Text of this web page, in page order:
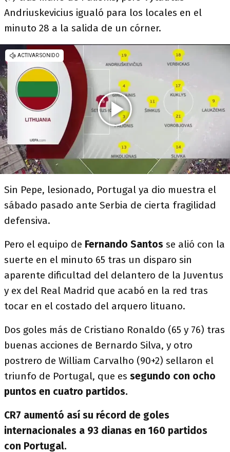
Andriuskevicius igualó para los locales en el
minuto 28 a la salida de un córner.
Sin Pepe, lesionado, Portugal ya dio muestra el
sábado pasado ante Serbia de cierta fragilidad
defensiva.
Pero el equipo de Fernando Santos se alió con la
suerte en el minuto 65 tras un disparo sin
aparente dificultad del delantero de la Juventus
y ex del Real Madrid que acabó en la red tras
tocar en el costado del arquero lituano.
Dos goles más de Cristiano Ronaldo (65 y 76) tras
buenas acciones de Bernardo Silva, y otro
postrero de William Carvalho (90+2) sellaron el
triunfo de Portugal, que es segundo con ocho
puntos en cuatro partidos.
CR7 aumentó así su récord de goles
internacionales a 93 dianas en 160 partidos
con Portugal.